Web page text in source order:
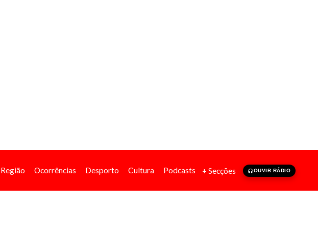
Região Ocorrências Desporto Cultura Podcasts + Secções OUVIR RÁDIO